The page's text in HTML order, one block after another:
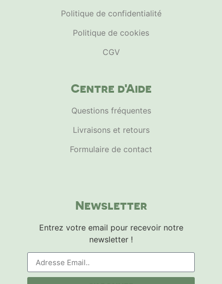
Politique de confidentialité
Politique de cookies
CGV
Centre d'Aide
Questions fréquentes
Livraisons et retours
Formulaire de contact
Newsletter
Entrez votre email pour recevoir notre
newsletter !